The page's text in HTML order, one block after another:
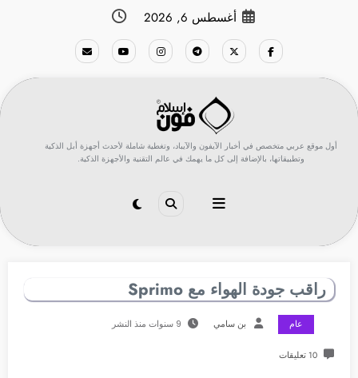
أغسطس 6, 2026
أول موقع عربي متخصص في أخبار الآيفون والآيباد، وتغطية شاملة لأحدث أجهزة أبل الذكية
وتطبيقاتها، بالإضافة إلى كل ما يهمك في عالم التقنية والأجهزة الذكية.
راقب جودة الهواء مع Sprimo
عام بن سامي 9 سنوات منذ النشر
10 تعليقات